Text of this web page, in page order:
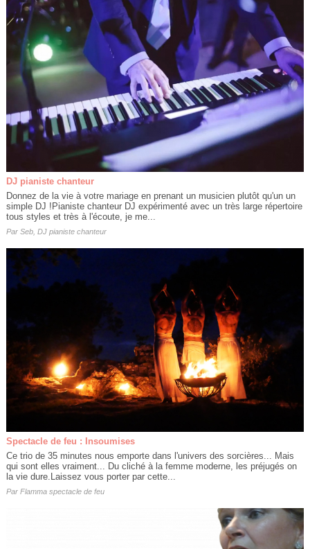
DJ pianiste chanteur
Donnez de la vie à votre mariage en prenant un musicien plutôt qu'un un
simple DJ !Pianiste chanteur DJ expérimenté avec un très large répertoire
tous styles et très à l'écoute, je me...
Par Seb, DJ pianiste chanteur
Spectacle de feu : Insoumises
Ce trio de 35 minutes nous emporte dans l'univers des sorcières... Mais
qui sont elles vraiment... Du cliché à la femme moderne, les préjugés on
la vie dure.Laissez vous porter par cette...
Par Flamma spectacle de feu